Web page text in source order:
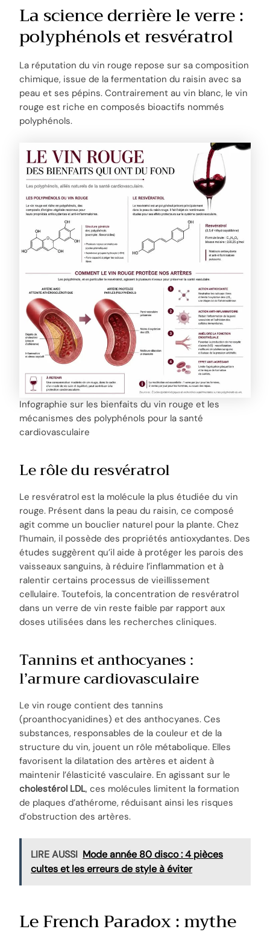
La science derrière le verre :
polyphénols et resvératrol
La réputation du vin rouge repose sur sa composition
chimique, issue de la fermentation du raisin avec sa
peau et ses pépins. Contrairement au vin blanc, le vin
rouge est riche en composés bioactifs nommés
polyphénols.
Infographie sur les bienfaits du vin rouge et les
mécanismes des polyphénols pour la santé
cardiovasculaire
Le rôle du resvératrol
Le resvératrol est la molécule la plus étudiée du vin
rouge. Présent dans la peau du raisin, ce composé
agit comme un bouclier naturel pour la plante. Chez
l’humain, il possède des propriétés antioxydantes. Des
études suggèrent qu’il aide à protéger les parois des
vaisseaux sanguins, à réduire l’inflammation et à
ralentir certains processus de vieillissement
cellulaire. Toutefois, la concentration de resvératrol
dans un verre de vin reste faible par rapport aux
doses utilisées dans les recherches cliniques.
Tannins et anthocyanes :
l’armure cardiovasculaire
Le vin rouge contient des tannins
(proanthocyanidines) et des anthocyanes. Ces
substances, responsables de la couleur et de la
structure du vin, jouent un rôle métabolique. Elles
favorisent la dilatation des artères et aident à
maintenir l’élasticité vasculaire. En agissant sur le
cholestérol LDL, ces molécules limitent la formation
de plaques d’athérome, réduisant ainsi les risques
d’obstruction des artères.
LIRE AUSSI Mode année 80 disco : 4 pièces
cultes et les erreurs de style à éviter
Le French Paradox : mythe